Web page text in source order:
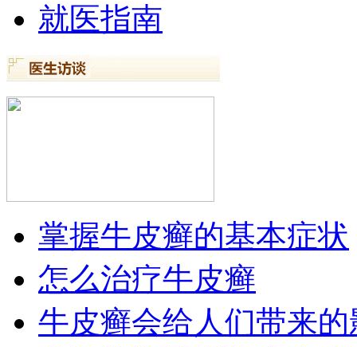
就医指南
掌握牛皮癣的基本症状
怎么治疗牛皮癣
牛皮癣会给人们带来